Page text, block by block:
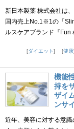
新日本製薬 株式会社は
国内売上No.1※1の「
ルスケアブランド『
ダイエット
健康
機能
持を
ザイ
ンサ
近年、美容に対する意